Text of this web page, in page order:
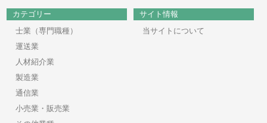
カテゴリー
士業（専門職種）
運送業
人材紹介業
製造業
通信業
小売業・販売業
サイト情報
当サイトについて